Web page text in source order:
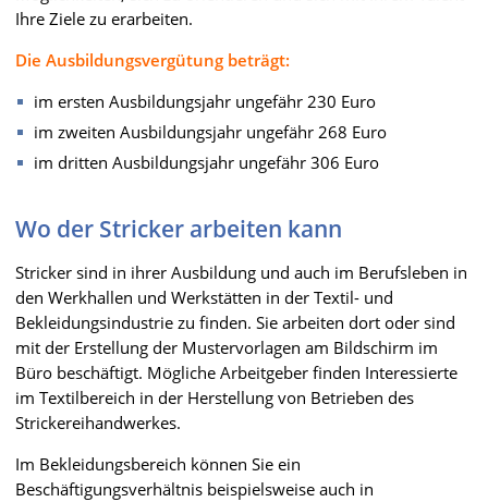
Ihre Ziele zu erarbeiten.
Die Ausbildungsvergütung beträgt:
im ersten Ausbildungsjahr ungefähr 230 Euro
im zweiten Ausbildungsjahr ungefähr 268 Euro
im dritten Ausbildungsjahr ungefähr 306 Euro
Wo der Stricker arbeiten kann
Stricker sind in ihrer Ausbildung und auch im Berufsleben in
den Werkhallen und Werkstätten in der Textil- und
Bekleidungsindustrie zu finden. Sie arbeiten dort oder sind
mit der Erstellung der Mustervorlagen am Bildschirm im
Büro beschäftigt. Mögliche Arbeitgeber finden Interessierte
im Textilbereich in der Herstellung von Betrieben des
Strickereihandwerkes.
Im Bekleidungsbereich können Sie ein
Beschäftigungsverhältnis beispielsweise auch in